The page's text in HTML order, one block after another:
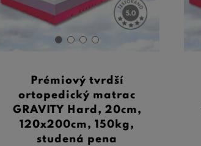
Prémiový tvrdší
ortopedický matrac
GRAVITY Hard, 20cm,
120x200cm, 150kg,
studená pena